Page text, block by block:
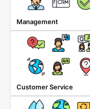
Management
Customer Service